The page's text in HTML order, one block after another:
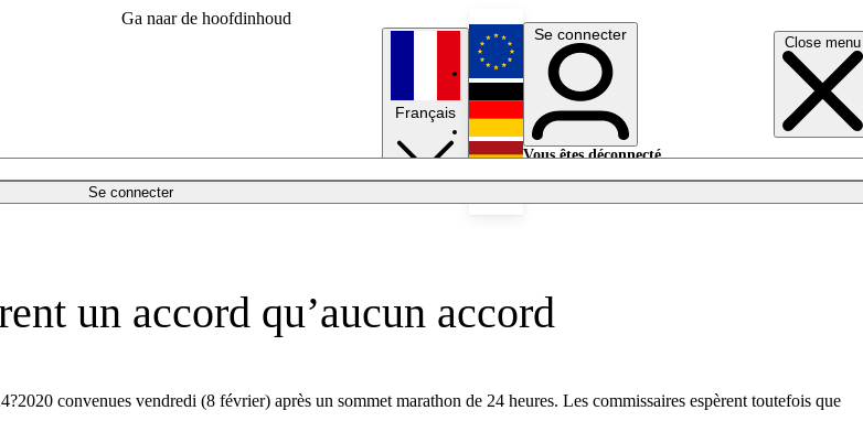
Ga naar de hoofdinhoud
Close menu
Se connecter
Français
English
Deutsch
Se connecter
Vous êtes déconnecté.
un accord qu’aucun accord
convenues vendredi (8 février) après un sommet marathon de 24 heures. Les commissaires espèrent toutefois que